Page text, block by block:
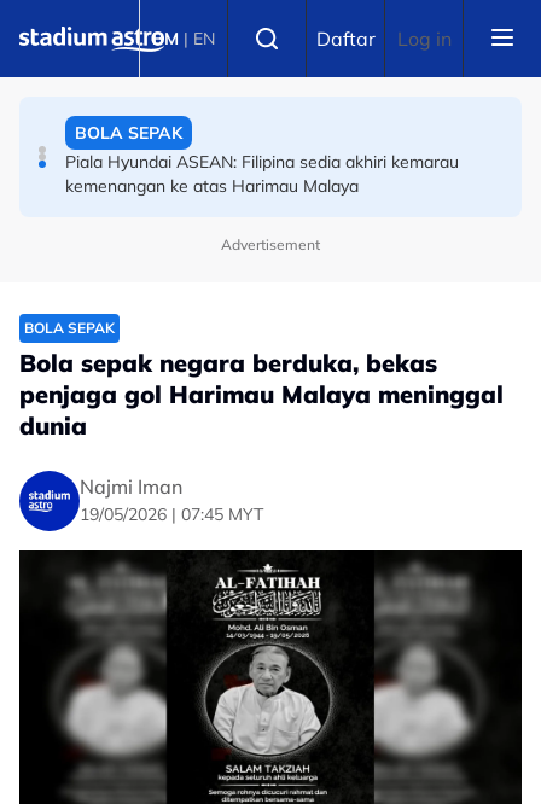
BM | EN Daftar Log in
Piala Hyundai ASEAN: Filipina sedia akhiri kemarau
OLAHRAGA
9.94 saat! Tate Taylor muncul pelari pecut terpantas
remaja dunia
Advertisement
BOLA SEPAK
Bola sepak negara berduka, bekas
penjaga gol Harimau Malaya meninggal
dunia
Najmi Iman
19/05/2026 | 07:45 MYT